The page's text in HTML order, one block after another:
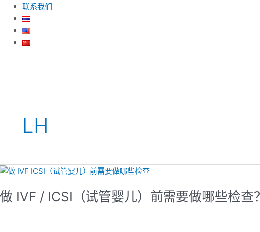
联系我们
LH
做 IVF / ICSI（试管婴儿）前需要做哪些检查？
做
/
ICSI（试